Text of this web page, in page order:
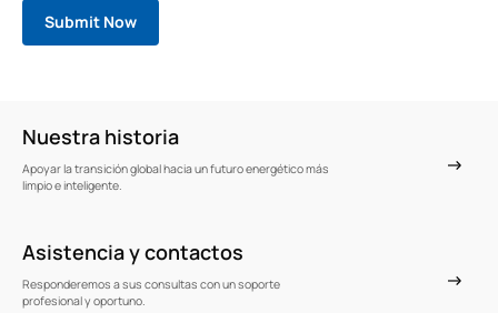
Nuestra historia
Apoyar la transición global hacia un futuro energético más
limpio e inteligente.
Asistencia y contactos
Responderemos a sus consultas con un soporte
profesional y oportuno.